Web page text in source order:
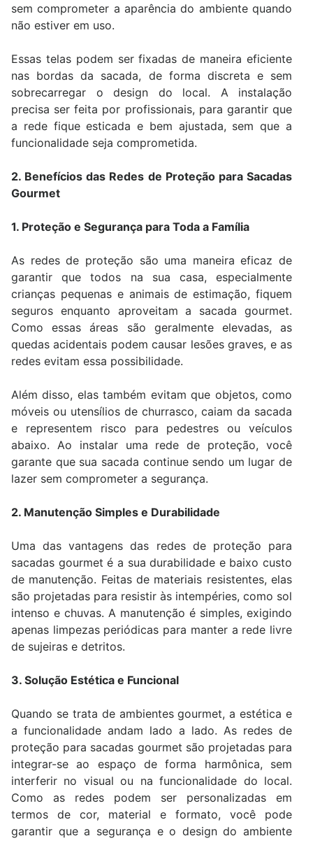
sem comprometer a aparência do ambiente quando
não estiver em uso.
Essas telas podem ser fixadas de maneira eficiente
nas bordas da sacada, de forma discreta e sem
sobrecarregar o design do local. A instalação
precisa ser feita por profissionais, para garantir que
a rede fique esticada e bem ajustada, sem que a
funcionalidade seja comprometida.
2. Benefícios das Redes de Proteção para Sacadas
Gourmet
1. Proteção e Segurança para Toda a Família
As redes de proteção são uma maneira eficaz de
garantir que todos na sua casa, especialmente
crianças pequenas e animais de estimação, fiquem
seguros enquanto aproveitam a sacada gourmet.
Como essas áreas são geralmente elevadas, as
quedas acidentais podem causar lesões graves, e as
redes evitam essa possibilidade.
Além disso, elas também evitam que objetos, como
móveis ou utensílios de churrasco, caiam da sacada
e representem risco para pedestres ou veículos
abaixo. Ao instalar uma rede de proteção, você
garante que sua sacada continue sendo um lugar de
lazer sem comprometer a segurança.
2. Manutenção Simples e Durabilidade
Uma das vantagens das redes de proteção para
sacadas gourmet é a sua durabilidade e baixo custo
de manutenção. Feitas de materiais resistentes, elas
são projetadas para resistir às intempéries, como sol
intenso e chuvas. A manutenção é simples, exigindo
apenas limpezas periódicas para manter a rede livre
de sujeiras e detritos.
3. Solução Estética e Funcional
Quando se trata de ambientes gourmet, a estética e
a funcionalidade andam lado a lado. As redes de
proteção para sacadas gourmet são projetadas para
integrar-se ao espaço de forma harmônica, sem
interferir no visual ou na funcionalidade do local.
Como as redes podem ser personalizadas em
termos de cor, material e formato, você pode
garantir que a segurança e o design do ambiente